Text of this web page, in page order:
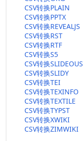
CSV转换PLAIN
CSV转换PPTX
CSV转换REVEALJS
CSV转换RST
CSV转换RTF
CSV转换S5
CSV转换SLIDEOUS
CSV转换SLIDY
CSV转换TEI
CSV转换TEXINFO
CSV转换TEXTILE
CSV转换TYPST
CSV转换XWIKI
CSV转换ZIMWIKI